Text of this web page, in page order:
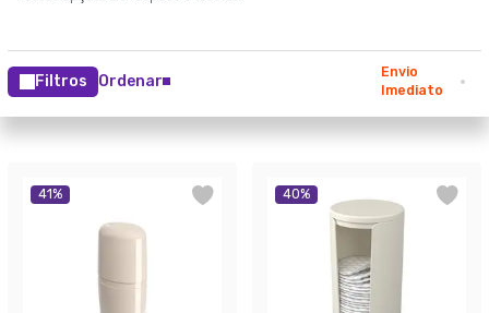
Filtros Ordenar
Envio
Imediato
41% 40%